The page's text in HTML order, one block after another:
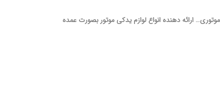
موتوری… ارائه دهنده انواع لوازم یدکی موتور بصورت عمده